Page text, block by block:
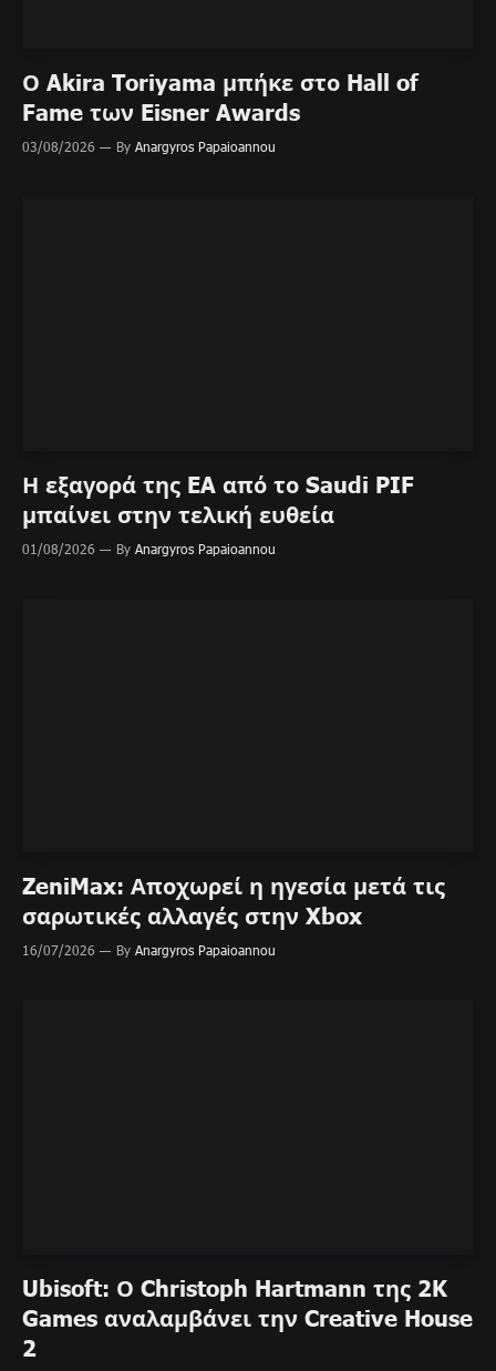
Ο Akira Toriyama μπήκε στο Hall of
Fame των Eisner Awards
03/08/2026 By Anargyros Papaioannou
Η εξαγορά της EA από το Saudi PIF
μπαίνει στην τελική ευθεία
01/08/2026 By Anargyros Papaioannou
ZeniMax: Αποχωρεί η ηγεσία μετά τις
σαρωτικές αλλαγές στην Xbox
16/07/2026 By Anargyros Papaioannou
Ubisoft: Ο Christoph Hartmann της 2K
Games αναλαμβάνει την Creative House
2